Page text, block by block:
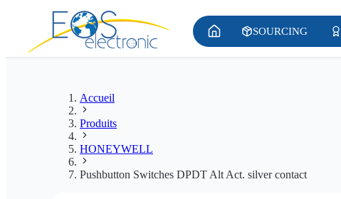
SOURCING
Accueil
Produits
HONEYWELL
Pushbutton Switches DPDT Alt Act. silver contact